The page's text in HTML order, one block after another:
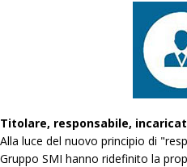
Titolare, responsabile,
Alla luce del nuovo principio di
Gruppo SMI hanno ridefinito la